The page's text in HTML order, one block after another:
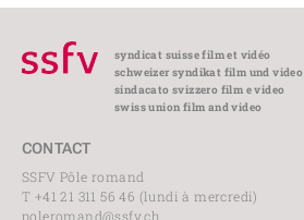
syndicat suisse film et vidéo
schweizer syndikat film und video
sindacato svizzero film e video
swiss union film and video
CONTACT
SSFV Pôle romand
T +41 21 311 56 46 (lundi à mercredi)
poleromand@ssfv.ch